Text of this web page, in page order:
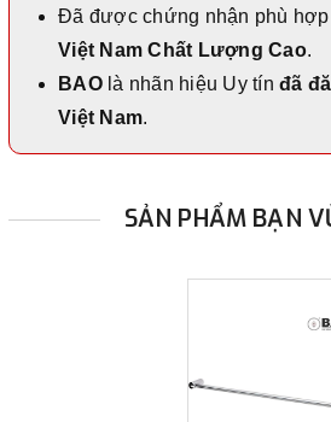
Đã được chứng nhận phù hợp
Việt Nam Chất Lượng Cao.
BAO là nhãn hiệu Uy tín đã
Việt Nam.
SẢN PHẨM BẠN